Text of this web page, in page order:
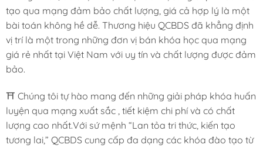
tạo qua mạng đảm bảo chất lượng, giá cả hợp lý là một
bài toán không hề dễ. Thương hiệu QCBDS đã khẳng định
vị trí là một trong những đơn vị bán khóa học qua mạng
giá rẻ nhất tại Việt Nam với uy tín và chất lượng được đảm
bảo.
⛩️ Chúng tôi tự hào mang đến những giải pháp khóa huấn
luyện qua mạng xuất sắc , tiết kiệm chi phí và có chất
lượng cao nhất.Với sứ mệnh “Lan tỏa tri thức, kiến tạo
tương lai,” QCBDS cung cấp đa dạng các khóa đào tạo từ